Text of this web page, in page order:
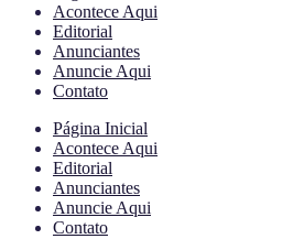
Acontece Aqui
Editorial
Anunciantes
Anuncie Aqui
Contato
Página Inicial
Acontece Aqui
Editorial
Anunciantes
Anuncie Aqui
Contato